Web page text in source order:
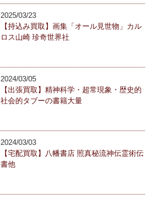
2025/03/23
【持込み買取】画集「オール見世物」カル
ロス山崎 珍奇世界社
2024/03/05
【出張買取】精神科学・超常現象・歴史的
社会的タブーの書籍大量
2024/03/03
【宅配買取】八幡書店 照真秘流神伝霊術伝
書他